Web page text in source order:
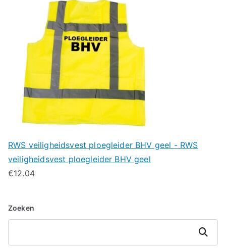
RWS veiligheidsvest ploegleider BHV geel - RWS
veiligheidsvest ploegleider BHV geel
€12.04
Zoeken
Zoeken